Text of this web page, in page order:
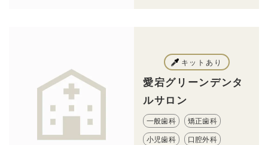
キットあり
愛宕グリーンデンタ
ルサロン
一般歯科 矯正歯科
小児歯科 口腔外科